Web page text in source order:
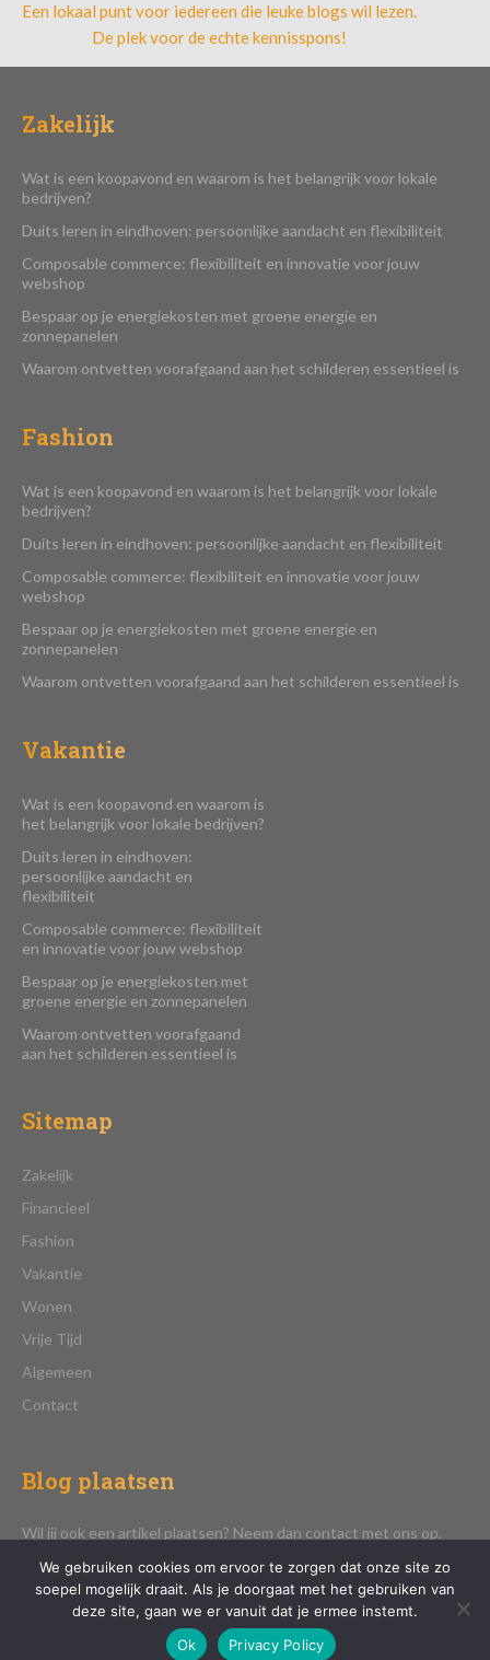
Een lokaal punt voor iedereen die leuke blogs wil lezen.
De plek voor de echte kennisspons!
Zakelijk
Wat is een koopavond en waarom is het belangrijk voor lokale
bedrijven?
Duits leren in eindhoven: persoonlijke aandacht en flexibiliteit
Composable commerce: flexibiliteit en innovatie voor jouw
webshop
Bespaar op je energiekosten met groene energie en
zonnepanelen
Waarom ontvetten voorafgaand aan het schilderen essentieel is
Fashion
Wat is een koopavond en waarom is het belangrijk voor lokale
bedrijven?
Duits leren in eindhoven: persoonlijke aandacht en flexibiliteit
Composable commerce: flexibiliteit en innovatie voor jouw
webshop
Bespaar op je energiekosten met groene energie en
zonnepanelen
Waarom ontvetten voorafgaand aan het schilderen essentieel is
Vakantie
Wat is een koopavond en waarom is
het belangrijk voor lokale bedrijven?
Duits leren in eindhoven:
persoonlijke aandacht en
flexibiliteit
Composable commerce: flexibiliteit
en innovatie voor jouw webshop
Bespaar op je energiekosten met
groene energie en zonnepanelen
Waarom ontvetten voorafgaand
aan het schilderen essentieel is
Sitemap
Zakelijk
Financieel
Fashion
Vakantie
Wonen
Vrije Tijd
Algemeen
Contact
Blog plaatsen
Wil jij ook een artikel plaatsen? Neem dan contact met ons op.
CONTACT
We gebruiken cookies om ervoor te zorgen dat onze site zo
soepel mogelijk draait. Als je doorgaat met het gebruiken van
deze site, gaan we er vanuit dat je ermee instemt.
Ok
Privacy Policy